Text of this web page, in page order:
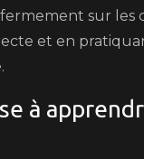
sur les
et en
à